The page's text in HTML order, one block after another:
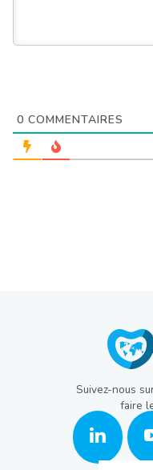
0 COMMENTAIRES
Suivez-nous
faire